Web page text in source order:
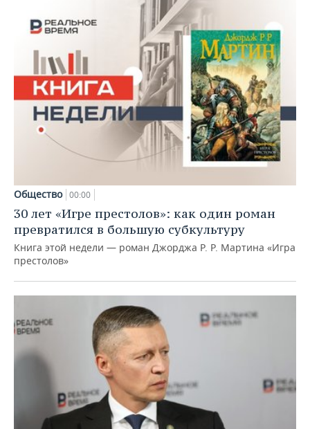
Общество 00:00
30 лет «Игре престолов»: как один роман
превратился в большую субкультуру
Книга этой недели — роман Джорджа Р. Р. Мартина «Игра
престолов»